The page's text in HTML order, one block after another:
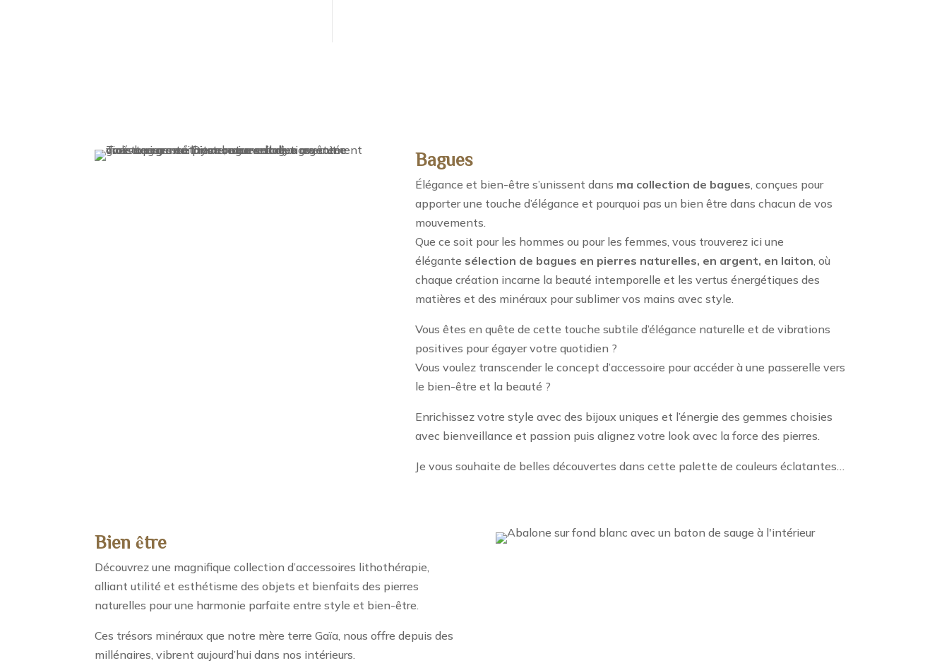
Bagues
Élégance et bien-être s’unissent dans ma collection de bagues , conçues pour
apporter une touche d’élégance et pourquoi pas un bien être dans chacun de vos
mouvements.
Que ce soit pour les hommes ou pour les femmes, vous trouverez ici une
élégante sélection de bagues en pierres naturelles, en argent, en laiton , où
chaque création incarne la beauté intemporelle et les vertus énergétiques des
matières et des minéraux pour sublimer vos mains avec style.
Vous êtes en quête de cette touche subtile d’élégance naturelle et de vibrations
positives pour égayer votre quotidien ?
Vous voulez transcender le concept d’accessoire pour accéder à une passerelle vers
le bien-être et la beauté ?
Enrichissez votre style avec des bijoux uniques et l’énergie des gemmes choisies
avec bienveillance et passion puis alignez votre look avec la force des pierres.
Je vous souhaite de belles découvertes dans cette palette de couleurs éclatantes…
Bien être
Découvrez une magnifique collection d’accessoires lithothérapie,
alliant utilité et esthétisme des objets et bienfaits des pierres
naturelles pour une harmonie parfaite entre style et bien-être.
Ces trésors minéraux que notre mère terre Gaïa, nous offre depuis des
millénaires, vibrent aujourd’hui dans nos intérieurs.